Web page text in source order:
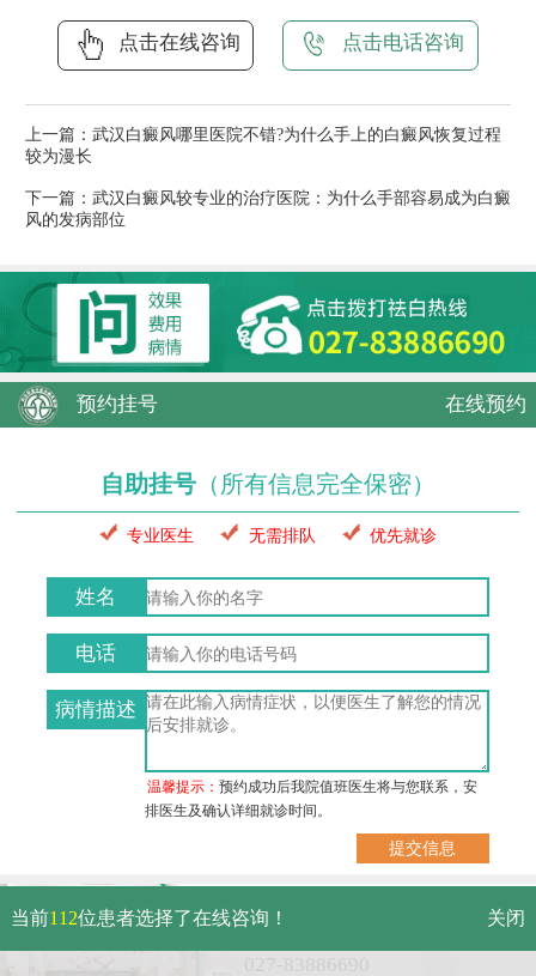
点击在线咨询 点击电话咨询
上一篇： 武汉白癜风哪里医院不错?为什么手上的白癜风恢复过程
较为漫长
下一篇： 武汉白癜风较专业的治疗医院：为什么手部容易成为白癜
风的发病部位
预约挂号 在线预约
自助挂号 （所有信息完全保密）
专业医生 无需排队 优先就诊
姓名
电话
病情描述
温馨提示：预约成功后我院值班医生将与您联系，安
排医生及确认详细就诊时间。
武汉市硚口区解放大道479号
免费电话：
当前112位患者选择了在线咨询！ 关闭